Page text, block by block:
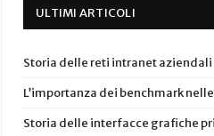
ULTIMI ARTICOLI
Storia delle reti intranet aziendali
L’importanza dei benchmark
Storia delle interfacce grafiche